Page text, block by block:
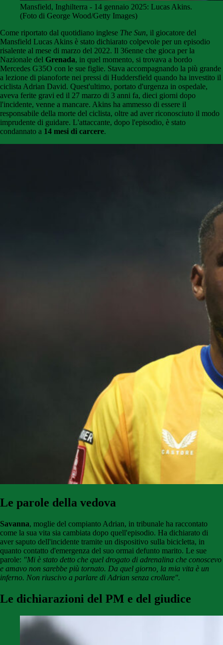
Mansfield, Inghilterra - 14 gennaio 2025: Lucas Akins.
(Foto di George Wood/Getty Images)
Come riportato dal quotidiano inglese The Sun, il giocatore del
Mansfield Lucas Akins è stato dichiarato colpevole per un episodio
risalente al mese di marzo del 2022. Il 36enne che gioca per la
Nazionale del Grenada, in quel momento, si trovava a bordo
Mercedes G35O con le sue figlie. Stava accompagnando la più grande
a lezione di pianoforte nei pressi di Huddersfield quando ha investito il
ciclista Adrian David. Quest'ultimo, portato d'urgenza in ospedale,
aveva ferite gravi ed il 27 marzo di 3 anni fa, dieci giorni dopo
l'incidente, venne a mancare. Akins ha ammesso di essere il
responsabile della morte del ciclista, oltre ad aver riconosciuto il modo
imprudente di guidare. L'attaccante, dopo l'episodio, è stato
condannato a 14 mesi di carcere.
Le parole della vedova
Savanna, moglie del compianto Adrian, in tribunale ha raccontato
come la sua vita sia cambiata dopo quell'episodio. Ha dichiarato di
aver saputo dell'incidente tramite un dispositivo sulla bicicletta, in
quanto contatto d'emergenza del suo ormai defunto marito. Le sue
parole: "Mi è stato detto che quel drogato di adrenalina che conoscevo
e amavo non sarebbe più tornato. Da quel giorno, la mia vita è un
inferno. Non riuscivo a parlare di Adrian senza crollare".
Le dichiarazioni del PM e del giudice